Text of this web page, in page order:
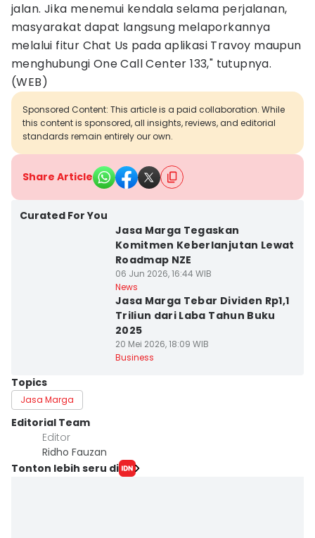
jalan. Jika menemui kendala selama perjalanan,
masyarakat dapat langsung melaporkannya
melalui fitur Chat Us pada aplikasi Travoy maupun
menghubungi One Call Center 133," tutupnya.
(WEB)
Sponsored Content: This article is a paid collaboration. While
this content is sponsored, all insights, reviews, and editorial
standards remain entirely our own.
Share Article
Curated For You
Jasa Marga Tegaskan
Komitmen Keberlanjutan Lewat
Roadmap NZE
06 Jun 2026, 16:44 WIB
News
Jasa Marga Tebar Dividen Rp1,1
Triliun dari Laba Tahun Buku
2025
20 Mei 2026, 18:09 WIB
Business
Topics
Jasa Marga
Editorial Team
Editor
Ridho Fauzan
Tonton lebih seru di